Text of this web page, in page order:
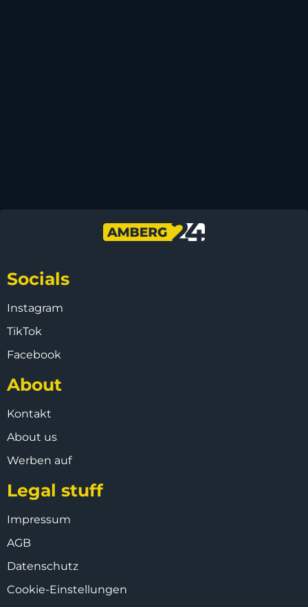
Socials
Instagram
TikTok
Facebook
About
Kontakt
About us
Werben auf
Legal stuff
Impressum
AGB
Datenschutz
Cookie-Einstellungen